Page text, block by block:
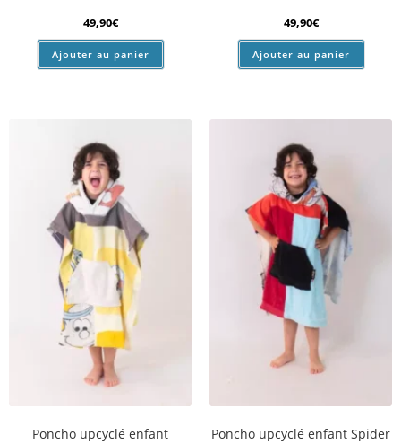
49,90€
Ajouter au panier
49,90€
Ajouter au panier
Poncho upcyclé enfant
Poncho upcyclé enfant Spider